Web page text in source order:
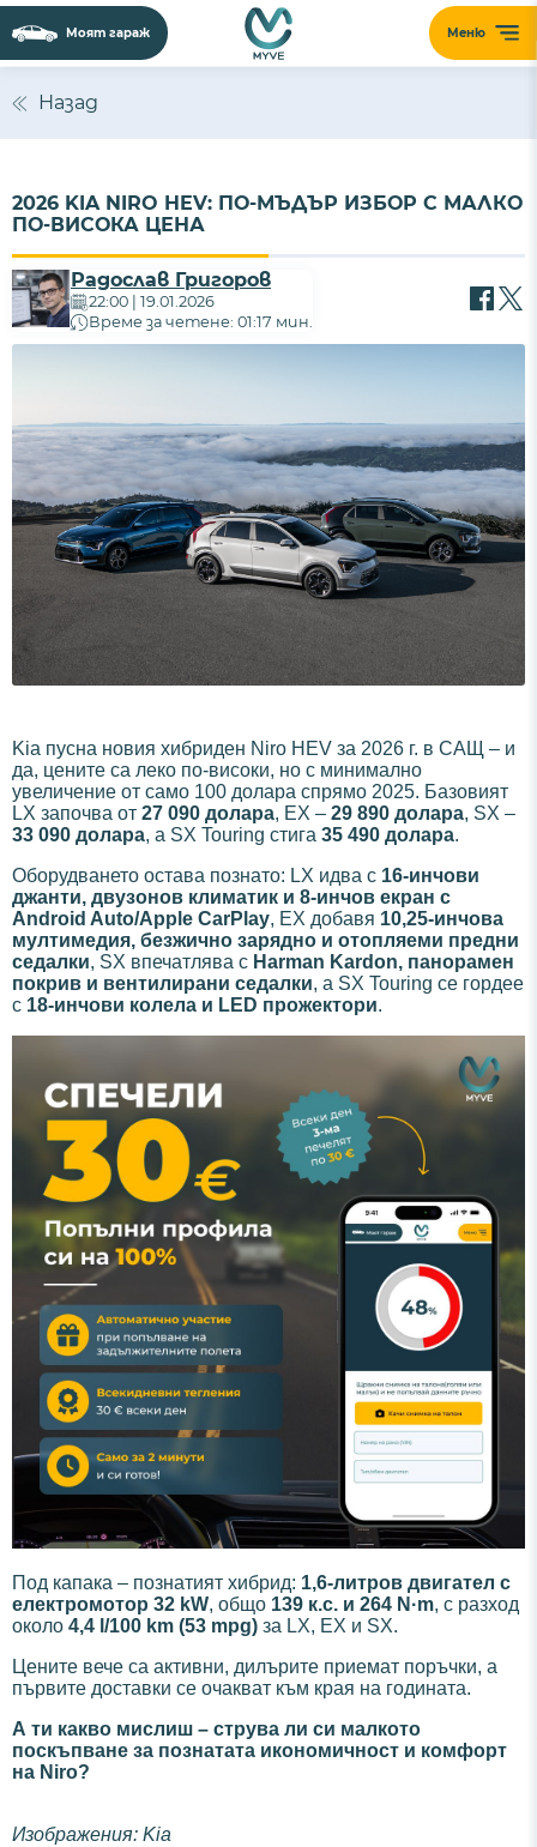
Меню
Моят гараж
Назад
2026 KIA NIRO HEV: ПО-МЪДЪР ИЗБОР С МАЛКО
ПО-ВИСОКА ЦЕНА
Радослав Григоров
22:00 | 19.01.2026
Време за четене: 01:17 мин.
Kia пусна новия хибриден Niro HEV за 2026 г. в САЩ – и
да, цените са леко по-високи, но с минимално
увеличение от само 100 долара спрямо 2025. Базовият
LX започва от 27 090 долара, EX – 29 890 долара, SX –
33 090 долара, а SX Touring стига 35 490 долара.
Оборудването остава познато: LX идва с 16-инчови
джанти, двузонов климатик и 8-инчов екран с
Android Auto/Apple CarPlay, EX добавя 10,25-инчова
мултимедия, безжично зарядно и отопляеми предни
седалки, SX впечатлява с Harman Kardon, панорамен
покрив и вентилирани седалки, а SX Touring се гордее
с 18-инчови колела и LED прожектори.
Под капака – познатият хибрид: 1,6-литров двигател с
електромотор 32 kW, общо 139 к.с. и 264 N·m, с разход
около 4,4 l/100 km (53 mpg) за LX, EX и SX.
Цените вече са активни, дилърите приемат поръчки, а
първите доставки се очакват към края на годината.
А ти какво мислиш – струва ли си малкото
поскъпване за познатата икономичност и комфорт
на Niro?
Изображения: Kia